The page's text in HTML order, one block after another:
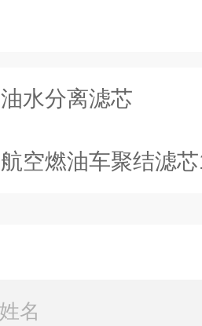
油水分离滤芯
航空燃油车聚结滤